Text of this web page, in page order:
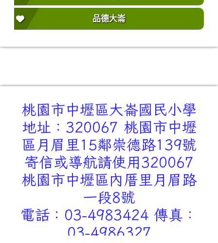
品德大崙
桃園市中壢區大崙國民小學
地址：320067 桃園市中壢
區月眉里15鄰崇德路139號
寄信或導航請使用320067
桃園市中壢區內厝里月眉路
一段8號
電話：03-4983424 傳真：
03-4986327